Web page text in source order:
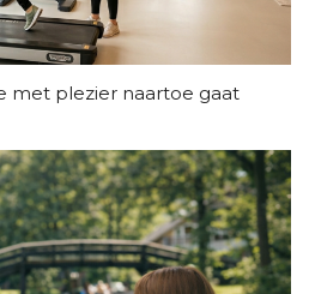
met plezier naartoe gaat